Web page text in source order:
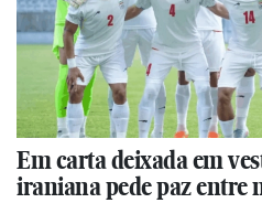
Em carta deixada em
iraniana pede paz entre